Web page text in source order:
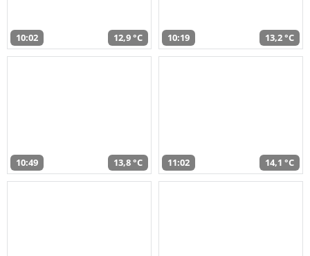
10:02 12,9 °C 10:19 13,2 °C
10:49 13,8 °C 11:02 14,1 °C